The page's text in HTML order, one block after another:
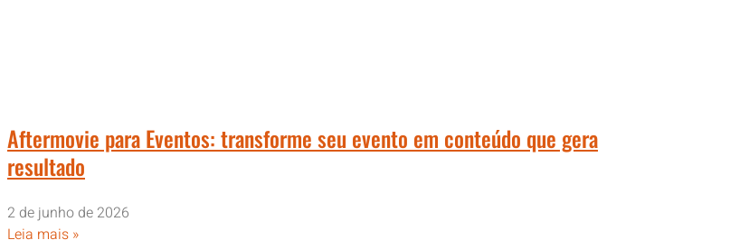
Aftermovie para Eventos: transforme seu evento em conteúdo que gera
resultado
2 de junho de 2026
Leia mais »